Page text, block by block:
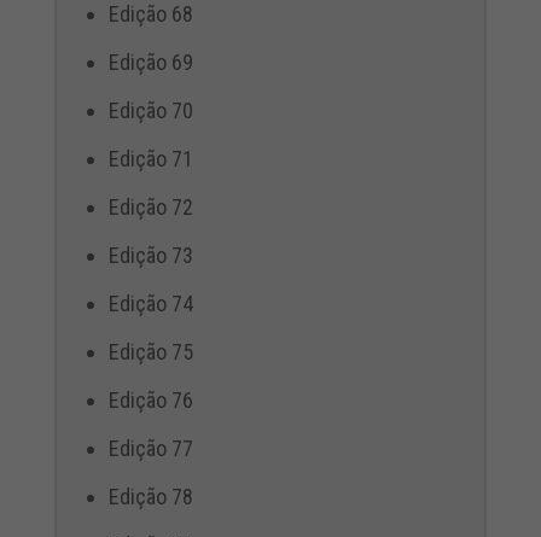
Edição 68
Edição 69
Edição 70
Edição 71
Edição 72
Edição 73
Edição 74
Edição 75
Edição 76
Edição 77
Edição 78